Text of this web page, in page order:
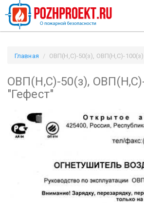
Главная
ОВП(Н,С)-50(з), ОВП(Н,С)-
ОВП(Н,С)-50(з),
"Гефест"